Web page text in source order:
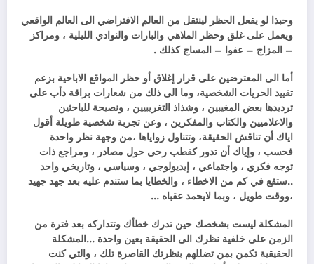
وحبذا لو يفعل الحظر لينتقل من العالم الافتراضي الى العالم الواقعي
ويعمل على غلق وحظر الملاهي والبارات والنوادي الليلية ، ومراكز
– المزاج – عفوا – المساج كذلك .
أما الى المعترضين على قرار إغلاق أو حظر المواقع الاباحية بزعم
تقييد الحريات الشخصية، وما الى ذلك من شعارات براقة دأب على
ترديدها بعض المغيبين ، وشذاذ التغريبيين ، ونصيحة للباحثين
والاعلاميين والكتاب والمفكرين ، وعن تجربة شخصية طويلة أقول
اياك أن تناقش الحقيقة، وتتناول زواياها ،من وجهة نظر واحدة
فحسب ، وإياك أن تدور كقطب رحى حول مصادر ، ومراجع ذات
توجه فكري ، واجتماعي ، إيديولوجي ، وسياسي ، وتاريخي واحد
..ستقع في كم من الاخطاء ، والخطايا بما ستندم عليه بعد جهد جهيد
،ووقت طويل ، وبما لايحمد عقباه …
المشكلة ليست بشخصك حين تدرك خطأك وتتداركه بعد فترة من
الزمن على خلفية نظرك الى الحقيقة بعين واحدة …المشكلة
الحقيقية تكمن بمن تضللهم بنظرتك القاصرة تلك ، والتي كنت